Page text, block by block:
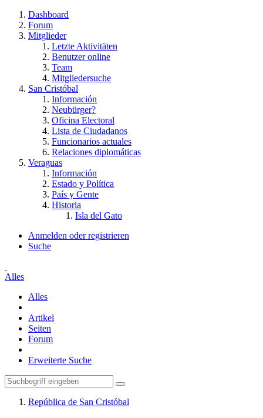
Dashboard
Forum
Mitglieder
Letzte Aktivitäten
Benutzer online
Team
Mitgliedersuche
San Cristóbal
Información
Neubürger?
Oficina Electoral
Lista de Ciudadanos
Funcionarios actuales
Relaciones diplomáticas
Veraguas
Información
Estado y Política
País y Gente
Historia
Isla del Gato
Anmelden oder registrieren
Suche
Alles
Alles
Artikel
Seiten
Forum
Erweiterte Suche
República de San Cristóbal